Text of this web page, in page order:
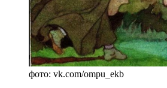
фото: vk.com/ompu_ekb